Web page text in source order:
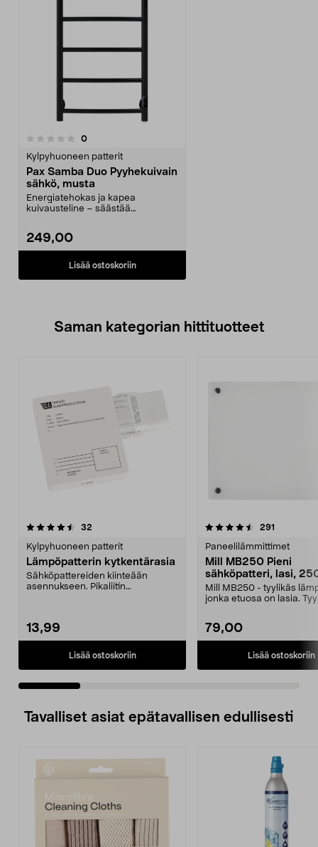
0arvostelut
Kylpyhuoneen patterit
Pax Samba Duo Pyyhekuivain
sähkö, musta
Energiatehokas ja kapea
kuivausteline – säästää
249,00
Lisää ostoskoriin
Saman kategorian hittituotteet
32
Kylpyhuoneen patterit
Lämpöpatterin kytkentärasia
Sähköpattereiden kiinteään
asennukseen. Pikaliitin
13,99
Lisää ostoskoriin
4.5 viidestä
291
Paneelilämmittimet
Mill MB250 Pieni
sähköpatteri, lasi,
Mill MB250 - tyylikäs
jonka etuosa on lasia.
79,00
Lisää ostoskoriin
0.0 viidestä
Tavalliset asiat epätavallisen edullisesti